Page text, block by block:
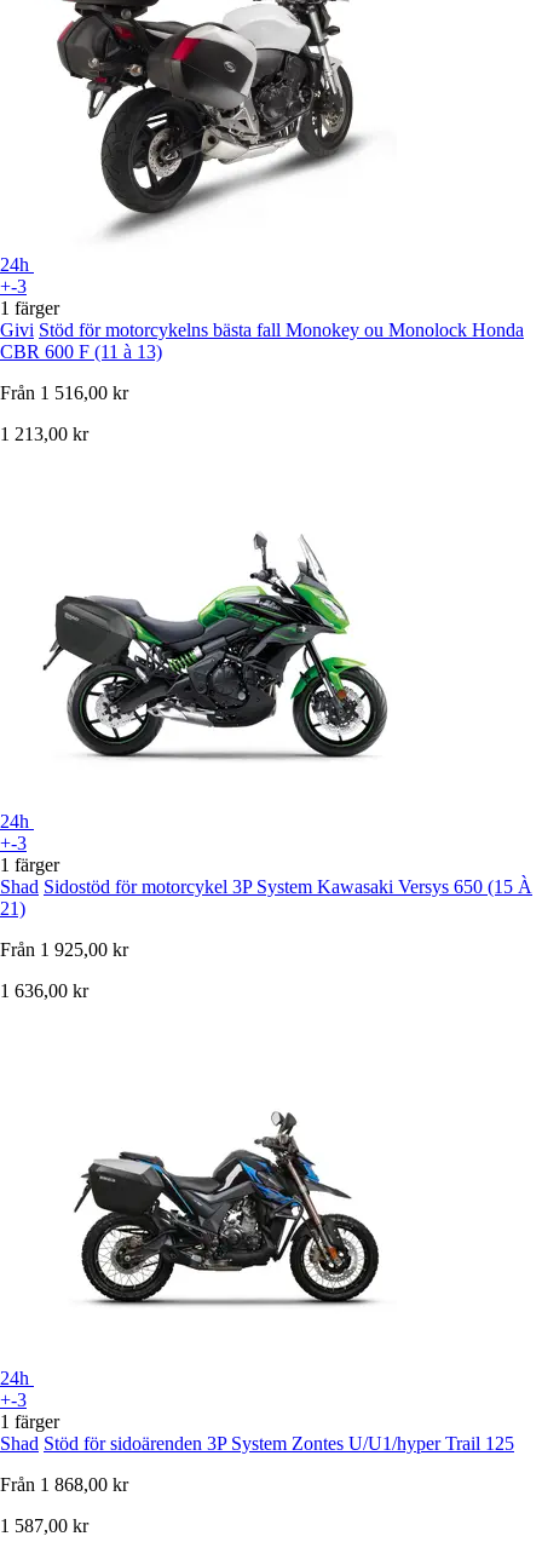
24h
+-3
1 färger
Givi Stöd för motorcykelns bästa fall Monokey ou Monolock Honda
CBR 600 F (11 à 13)
Från 1 516,00 kr
1 213,00 kr
24h
+-3
1 färger
Shad Sidostöd för motorcykel 3P System Kawasaki Versys 650 (15 À
21)
Från 1 925,00 kr
1 636,00 kr
24h
+-3
1 färger
Shad Stöd för sidoärenden 3P System Zontes U/U1/hyper Trail 125
Från 1 868,00 kr
1 587,00 kr